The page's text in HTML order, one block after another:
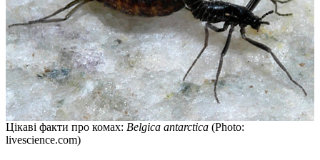
Цікаві факти про комах: Belgica antarctica (Photo:
livescience.com)